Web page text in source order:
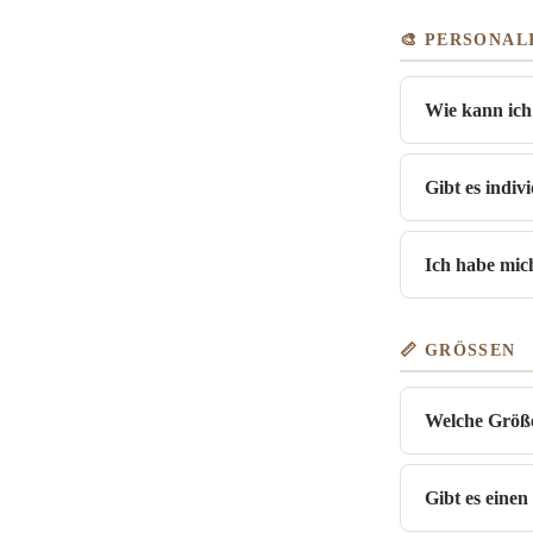
🎨
Wie kann
Gibt es
Ich habe
📏 GRÖSSEN
Welche
Gibt es